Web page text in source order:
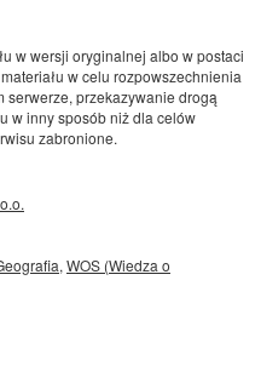
w wersji oryginalnej albo w postaci
w celu rozpowszechnienia
serwerze, przekazywanie drogą
w inny sposób niż dla celów
zabronione.
, WOS (Wiedza o